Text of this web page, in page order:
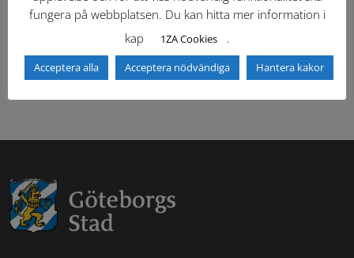
Tidigare versioner Nyheter
Säkerhetsordningen
fungera på webbplatsen. Du kan hitta mer information i
kap
1ZA Cookies .
Acceptera alla Acceptera nödvändiga Hantera kakor